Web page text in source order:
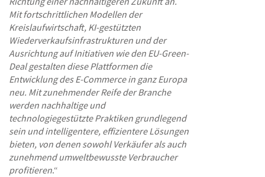
Mit fortschrittlichen Modellen der
Kreislaufwirtschaft, KI-gestützten
Wiederverkaufsinfrastrukturen und der
Ausrichtung auf Initiativen wie den EU-Green-
Deal gestalten diese Plattformen die
Entwicklung des E-Commerce in ganz Europa
neu. Mit zunehmender Reife der Branche
werden nachhaltige und
technologiegestützte Praktiken grundlegend
sein und intelligentere, effizientere Lösungen
bieten, von denen sowohl Verkäufer als auch
zunehmend umweltbewusste Verbraucher
profitieren.“